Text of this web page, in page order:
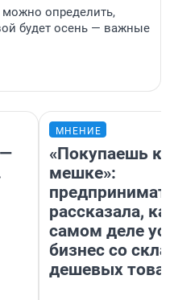
можно определить,
будет осень — важные
МНЕНИЕ
«Покупаешь
мешке»:
рассказала,
самом деле
бизнес со
дешевых